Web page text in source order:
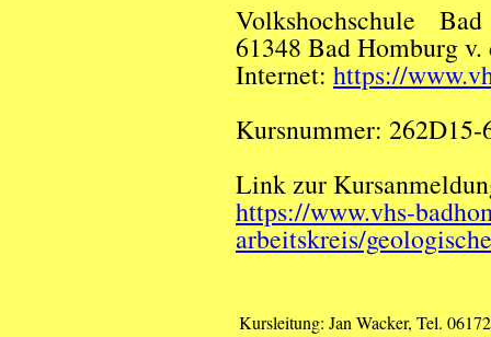
Volkshochschule
61348 Bad Homburg v.
Internet: https://
Kursnummer: 262D15-
Link zur
https://www.vhs-
arbeitskreis/
Kursleitung: Jan Wacker, Tel.